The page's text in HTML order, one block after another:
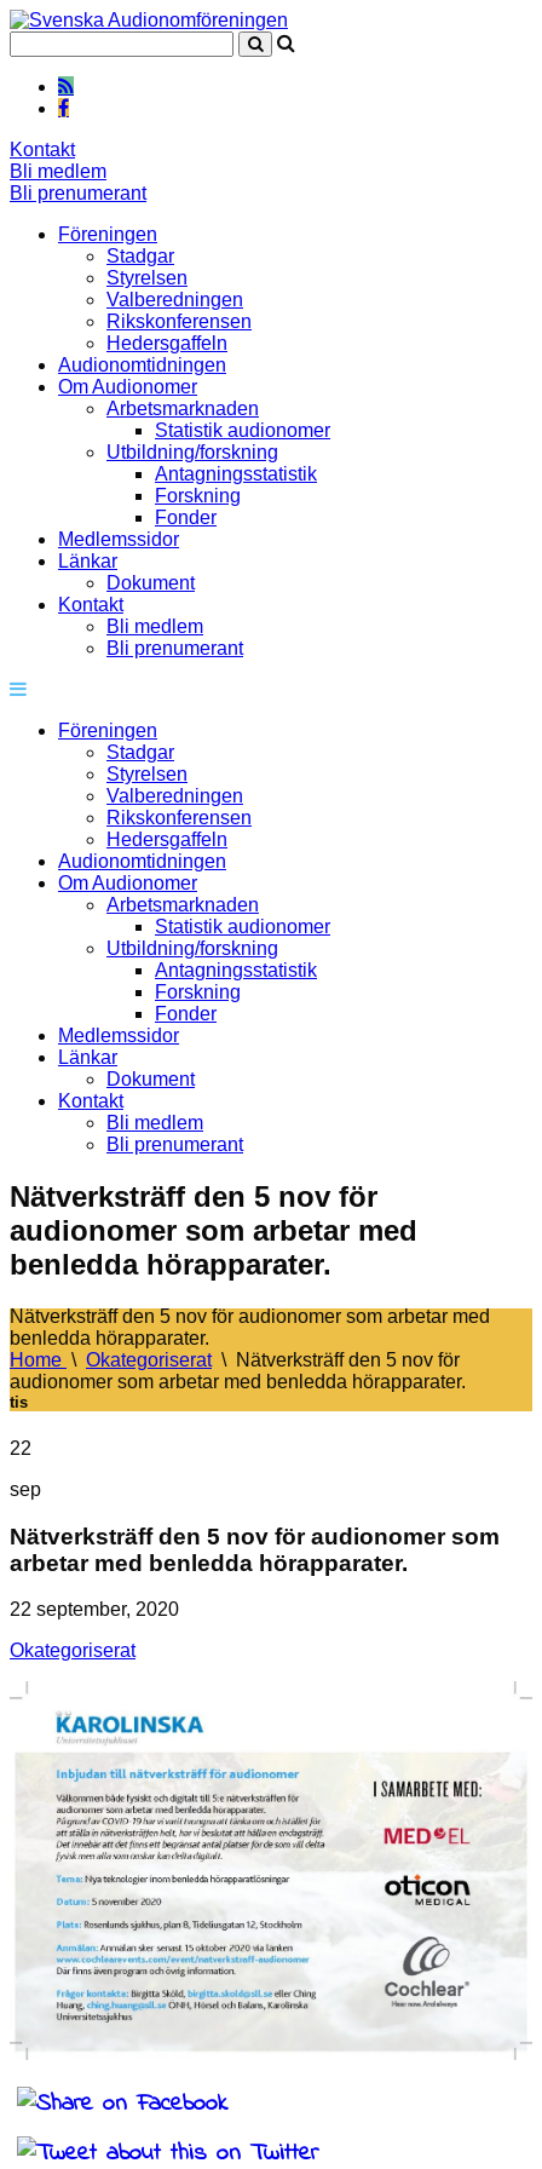
Kontakt
Bli medlem
Bli prenumerant
Föreningen
Stadgar
Styrelsen
Valberedningen
Rikskonferensen
Hedersgaffeln
Audionomtidningen
Om Audionomer
Arbetsmarknaden
Statistik audionomer
Utbildning/forskning
Antagningsstatistik
Forskning
Fonder
Medlemssidor
Länkar
Dokument
Kontakt
Bli medlem
Bli prenumerant
Föreningen
Stadgar
Styrelsen
Valberedningen
Rikskonferensen
Hedersgaffeln
Audionomtidningen
Om Audionomer
Arbetsmarknaden
Statistik audionomer
Utbildning/forskning
Antagningsstatistik
Forskning
Fonder
Medlemssidor
Länkar
Dokument
Kontakt
Bli medlem
Bli prenumerant
Nätverksträff den 5 nov för
audionomer som arbetar med
benledda hörapparater.
Nätverksträff den 5 nov för audionomer som arbetar med
benledda hörapparater.
Home \ Okategoriserat \ Nätverksträff den 5 nov för
audionomer som arbetar med benledda hörapparater.
tis
22
sep
Nätverksträff den 5 nov för audionomer som
arbetar med benledda hörapparater.
22 september, 2020
Okategoriserat